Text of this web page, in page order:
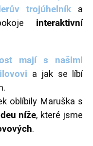
trojúhelník a
interaktivní
mají s našimi
a jak se líbí
oblíbily Maruška s
níže, které jsme
.